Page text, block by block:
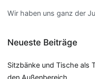
Wir haben uns ganz der
Neueste Beiträge
Sitzbänke und Tische als
den Außenbereich